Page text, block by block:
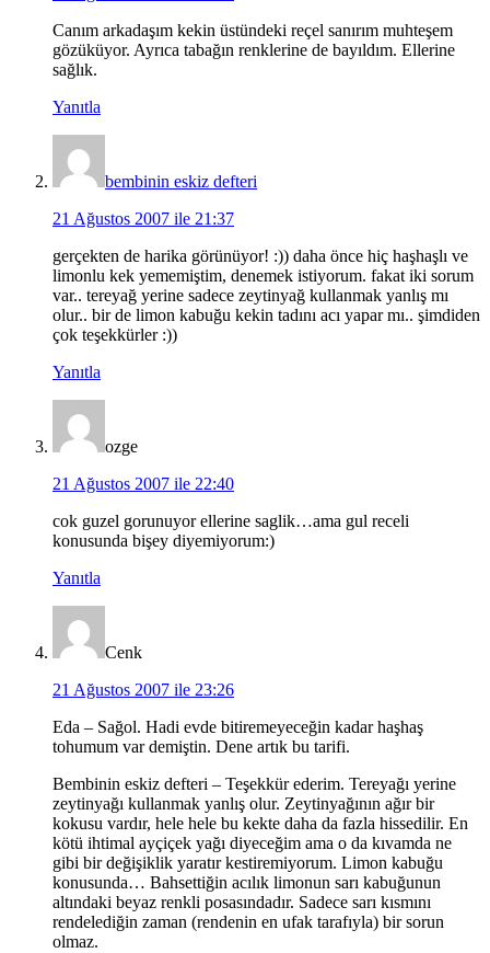
Canım arkadaşım kekin üstündeki reçel sanırım muhteşem
gözüküyor. Ayrıca tabağın renklerine de bayıldım. Ellerine
sağlık.
Yanıtla
bembinin eskiz defteri
21 Ağustos 2007 ile 21:37
gerçekten de harika görünüyor! :)) daha önce hiç haşhaşlı ve
limonlu kek yememiştim, denemek istiyorum. fakat iki sorum
var.. tereyağ yerine sadece zeytinyağ kullanmak yanlış mı
olur.. bir de limon kabuğu kekin tadını acı yapar mı.. şimdiden
çok teşekkürler :))
Yanıtla
ozge
21 Ağustos 2007 ile 22:40
cok guzel gorunuyor ellerine saglik…ama gul receli
konusunda bişey diyemiyorum:)
Yanıtla
Cenk
21 Ağustos 2007 ile 23:26
Eda – Sağol. Hadi evde bitiremeyeceğin kadar haşhaş
tohumum var demiştin. Dene artık bu tarifi.
Bembinin eskiz defteri – Teşekkür ederim. Tereyağı yerine
zeytinyağı kullanmak yanlış olur. Zeytinyağının ağır bir
kokusu vardır, hele hele bu kekte daha da fazla hissedilir. En
kötü ihtimal ayçiçek yağı diyeceğim ama o da kıvamda ne
gibi bir değişiklik yaratır kestiremiyorum. Limon kabuğu
konusunda… Bahsettiğin acılık limonun sarı kabuğunun
altındaki beyaz renkli posasındadır. Sadece sarı kısmını
rendelediğin zaman (rendenin en ufak tarafıyla) bir sorun
olmaz.